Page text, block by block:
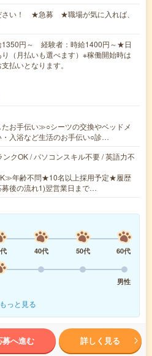
さい！ ★急募 ★職場が気に入れば、
1350円～ 経験者：時給1400円～★日
（月払いも選べます）※稼働開始時は
払いとなります。
お手伝い≫○シーツの交換やベッドメ
・入浴など生活のお手伝い○診…
クOK / パソコンスキル不要 / 英語力不
年齢不問★10名以上採用予定★履歴
後の流れ1)翌営業日まで…
40代 50代
60代
男性
もっと見る
募へ進む 詳しく見る